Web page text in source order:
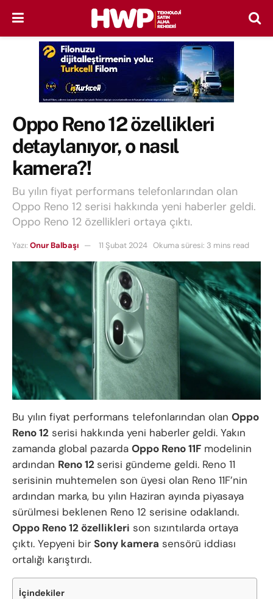
Oppo Reno 12 özellikleri
detaylanıyor, o nasıl
kamera?!
Bu yılın fiyat performans telefonlarından olan
Oppo Reno 12 serisi hakkında yeni haberler geldi.
Oppo Reno 12 özellikleri ortaya çıktı.
Yazı: Onur Balbaşı 11 Şubat 2024 Okuma süresi: 3 mins read
Bu yılın fiyat performans telefonlarından olan Oppo
Reno 12 serisi hakkında yeni haberler geldi. Yakın
zamanda global pazarda Oppo Reno 11F modelinin
ardından Reno 12serisi gündeme geldi. Reno 11
serisinin muhtemelen son üyesi olan Reno 11F’nin
ardından marka, bu yılın Haziran ayında piyasaya
sürülmesi beklenen Reno 12 serisine odaklandı.
Oppo Reno 12 özellikleri son sızıntılarda ortaya
çıktı. Yepyeni bir Sony kamera sensörü iddiası
ortalığı karıştırdı.
İçindekiler